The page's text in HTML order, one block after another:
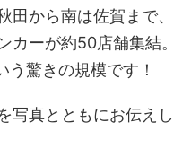
田から南は佐賀まで、
カーが約50店舗集結。
驚きの規模です！
写真とともにお伝えし